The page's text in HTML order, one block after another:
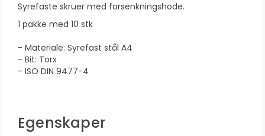
Syrefaste skruer med forsenkningshode.
1 pakke med 10 stk
- Materiale: Syrefast stål A4
- Bit: Torx
- ISO DIN 9477-4
Egenskaper